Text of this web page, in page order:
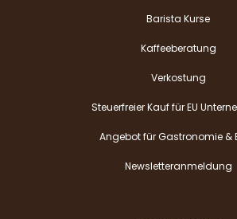
Barista Kurse
Kaffeeberatung
Verkostung
Steuerfreier Kauf für EU
Angebot für Gastronomie &
Newsletteranmeldung